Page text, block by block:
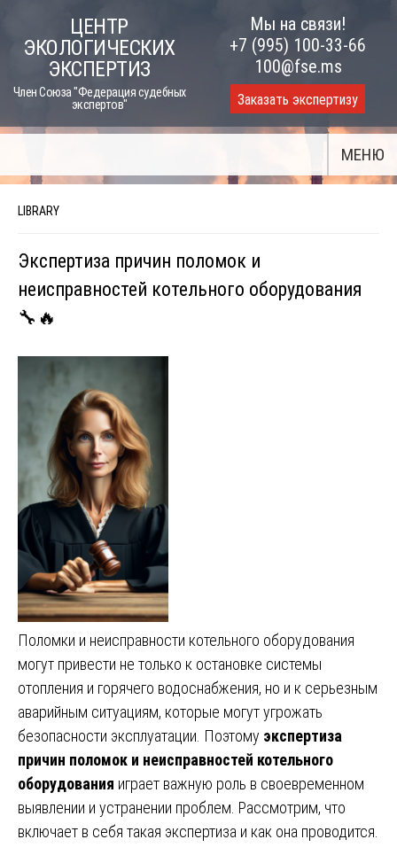
content
ЦЕНТР
ЭКОЛОГИЧЕСКИХ
ЭКСПЕРТИЗ
Член Союза "Федерация судебных
экспертов"
Мы на связи!
+7 (995) 100-33-66
100@fse.ms
Заказать экспертизу
МЕНЮ
LIBRARY
Экспертиза причин поломок и
неисправностей котельного оборудования
🔧🔥
Поломки и неисправности котельного оборудования
могут привести не только к остановке системы
отопления и горячего водоснабжения, но и к серьезным
аварийным ситуациям, которые могут угрожать
безопасности эксплуатации. Поэтому экспертиза
причин поломок и неисправностей котельного
оборудования играет важную роль в своевременном
выявлении и устранении проблем. Рассмотрим, что
включает в себя такая экспертиза и как она проводится.